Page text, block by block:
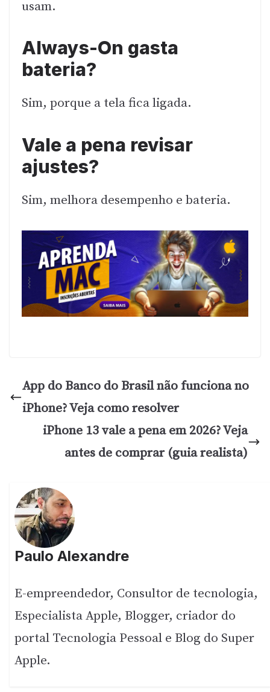
usam.
Always-On gasta
bateria?
Sim, porque a tela fica ligada.
Vale a pena revisar
ajustes?
Sim, melhora desempenho e bateria.
App do Banco do Brasil não funciona no
iPhone? Veja como resolver
iPhone 13 vale a pena em 2026? Veja
antes de comprar (guia realista)
Paulo Alexandre
E-empreendedor, Consultor de tecnologia,
Especialista Apple, Blogger, criador do
portal Tecnologia Pessoal e Blog do Super
Apple.